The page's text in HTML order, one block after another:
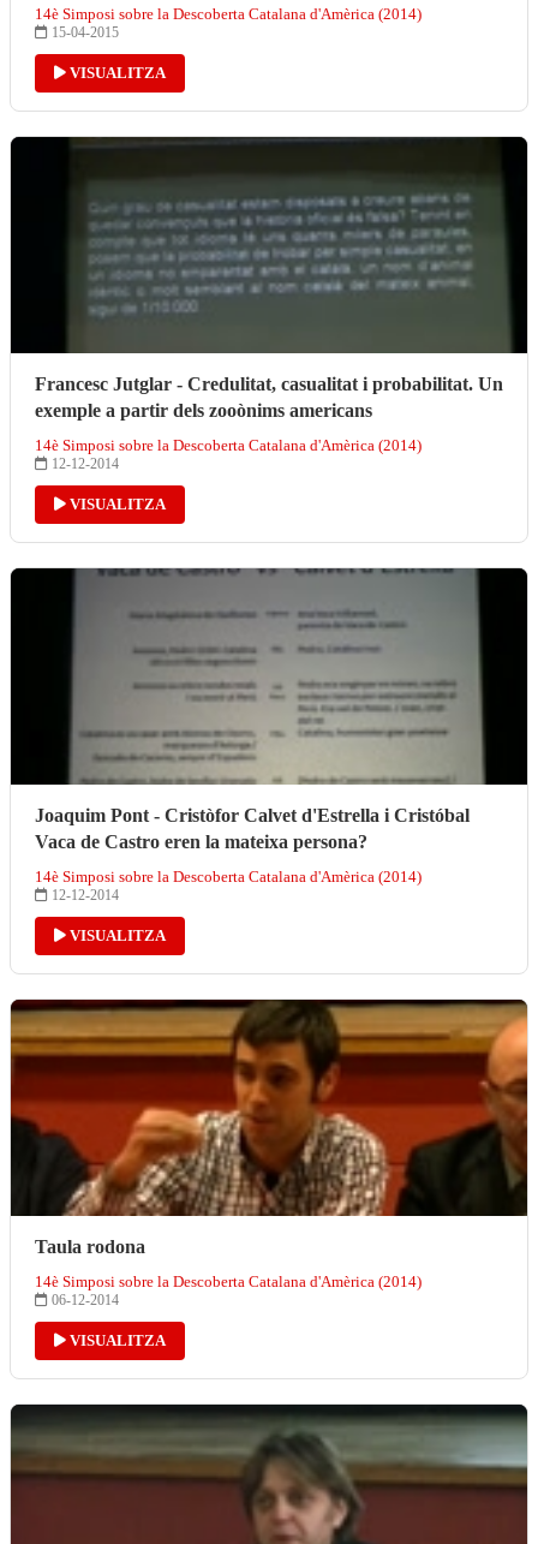
14è Simposi sobre la Descoberta Catalana d'Amèrica (2014)
15-04-2015
VISUALITZA
Francesc Jutglar - Credulitat, casualitat i probabilitat. Un
exemple a partir dels zooònims americans
14è Simposi sobre la Descoberta Catalana d'Amèrica (2014)
12-12-2014
VISUALITZA
Joaquim Pont - Cristòfor Calvet d'Estrella i Cristóbal
Vaca de Castro eren la mateixa persona?
14è Simposi sobre la Descoberta Catalana d'Amèrica (2014)
12-12-2014
VISUALITZA
Taula rodona
14è Simposi sobre la Descoberta Catalana d'Amèrica (2014)
06-12-2014
VISUALITZA